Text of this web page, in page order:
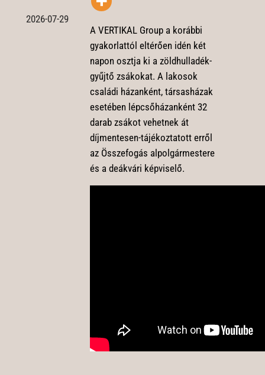
2026-07-29
A VERTIKAL Group a korábbi
gyakorlattól eltérően idén két
napon osztja ki a zöldhulladék-
gyűjtő zsákokat. A lakosok
családi házanként, társasházak
esetében lépcsőházanként 32
darab zsákot vehetnek át
díjmentesen-tájékoztatott erről
az Összefogás alpolgármestere
és a deákvári képviselő.